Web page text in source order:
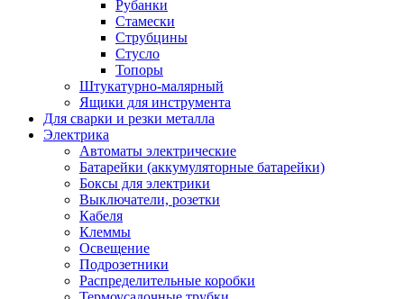
Рубанки
Стамески
Струбцины
Стусло
Топоры
Штукатурно-малярный
Ящики для инструмента
Для сварки и резки металла
Электрика
Автоматы электрические
Батарейки (аккумуляторные батарейки)
Боксы для электрики
Выключатели, розетки
Кабеля
Клеммы
Освещение
Подрозетники
Распределительные коробки